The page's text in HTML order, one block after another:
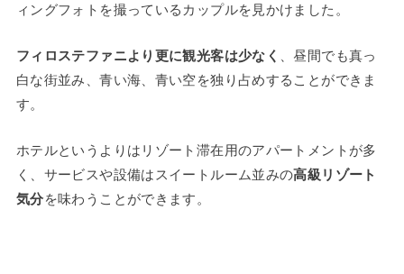
ィングフォトを撮っているカップルを見かけました。
フィロステファニより更に観光客は少なく
、昼間でも真っ
白な街並み、青い海、青い空を独り占めすることができま
す。
ホテルというよりはリゾート滞在用のアパートメントが多
く、サービスや設備はスイートルーム並みの高級リゾート
気分を味わうことができます。